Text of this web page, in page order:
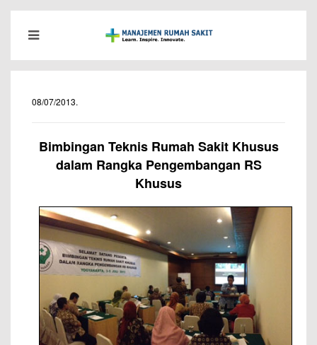
08/07/2013.
Bimbingan Teknis Rumah Sakit Khusus
dalam Rangka Pengembangan RS
Khusus